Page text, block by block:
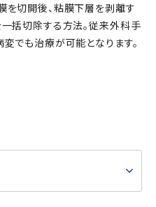
を切開後、粘膜下層を剥離す
括切除する方法。従来外科手
でも治療が可能となります。